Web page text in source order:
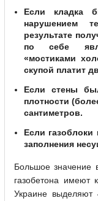
Если кладка
нарушением
результате
по себе
«мостиками
скупой платит
Если стены
плотности
сантиметров.
Если
заполнения
Большое значение
газобетона имеют
Украине выделяют